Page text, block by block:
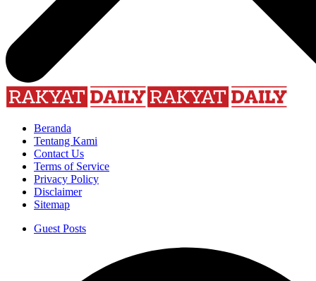
Beranda
Tentang Kami
Contact Us
Terms of Service
Privacy Policy
Disclaimer
Sitemap
Guest Posts